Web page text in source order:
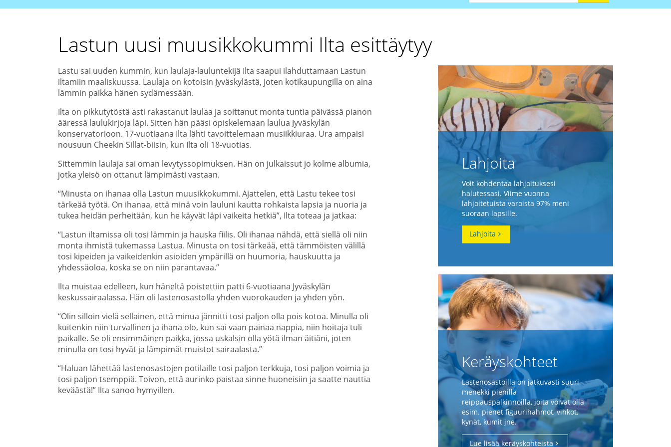
Lastun uusi muusikkokummi Ilta esittäytyy
Lastu sai uuden kummin, kun laulaja-lauluntekijä Ilta saapui ilahduttamaan Lastun
iltamiin maaliskuussa. Laulaja on kotoisin Jyväskylästä, joten kotikaupungilla on aina
lämmin paikka hänen sydämessään.
Ilta on pikkutytöstä asti rakastanut laulaa ja soittanut monta tuntia päivässä pianon
ääressä laulukirjoja läpi. Sitten hän pääsi opiskelemaan laulua Jyväskylän
konservatorioon. 17-vuotiaana Ilta lähti tavoittelemaan musiikkiuraa. Ura ampaisi
nousuun Cheekin Sillat-biisin, kun Ilta oli 18-vuotias.
Sittemmin laulaja sai oman levytyssopimuksen. Hän on julkaissut jo kolme albumia,
jotka yleisö on ottanut lämpimästi vastaan.
“Minusta on ihanaa olla Lastun muusikkokummi. Ajattelen, että Lastu tekee tosi
tärkeää työtä. On ihanaa, että minä voin lauluni kautta rohkaista lapsia ja nuoria ja
tukea heidän perheitään, kun he käyvät läpi vaikeita hetkiä”, Ilta toteaa ja jatkaa:
“Lastun iltamissa oli tosi lämmin ja hauska fiilis. Oli ihanaa nähdä, että siellä oli niin
monta ihmistä tukemassa Lastua. Minusta on tosi tärkeää, että tämmöisten välillä
tosi kipeiden ja vaikeidenkin asioiden ympärillä on huumoria, hauskuutta ja
yhdessäoloa, koska se on niin parantavaa.”
Ilta muistaa edelleen, kun häneltä poistettiin patti 6-vuotiaana Jyväskylän
keskussairaalassa. Hän oli lastenosastolla yhden vuorokauden ja yhden yön.
“Olin silloin vielä sellainen, että minua jännitti tosi paljon olla pois kotoa. Minulla oli
kuitenkin niin turvallinen ja ihana olo, kun sai vaan painaa nappia, niin hoitaja tuli
paikalle. Se oli ensimmäinen paikka, jossa uskalsin olla yötä ilman äitiäni, joten
minulla on tosi hyvät ja lämpimät muistot sairaalasta.”
“Haluan lähettää lastenosastojen potilaille tosi paljon terkkuja, tosi paljon voimia ja
tosi paljon tsemppiä. Toivon, että aurinko paistaa sinne huoneisiin ja saatte nauttia
keväästä!” Ilta sanoo hymyillen.
Lahjoita
Voit kohdentaa lahjoituksesi
halutessasi. Viime vuonna
lahjoitetuista varoista 97% meni
suoraan lapsille.
Lahjoita
Keräyskohteet
Lastenosastoilla on jatkuvasti suuri
menekki pienillä
reippauspalkinnoilla, joita voivat olla
esim. pienet figuurihahmot, vihkot,
kynät, kumit jne.
Lue lisää keräyskohteista